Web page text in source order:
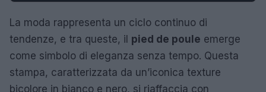
La moda rappresenta un ciclo continuo di
tendenze, e tra queste, il pied de poule emerge
come simbolo di eleganza senza tempo. Questa
stampa, caratterizzata da un’iconica texture
bicolore in bianco e nero, si riaffaccia con